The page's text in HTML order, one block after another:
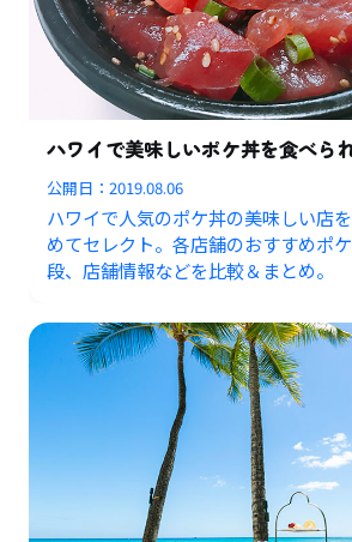
ハワイで美味しいポケ丼を食べら
公開日：2019.08.06
ハワイで人気のポケ丼の美味しい店
めてセレクト。各店舗のおすすめポ
段、店舗情報などを比較＆まとめ。